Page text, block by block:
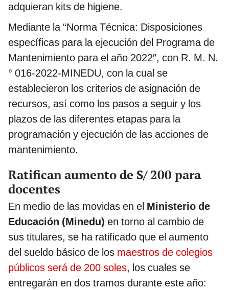
adquieran kits de higiene.
Mediante la “Norma Técnica: Disposiciones
específicas para la ejecución del Programa de
Mantenimiento para el año 2022″, con R. M. N.
° 016-2022-MINEDU, con la cual se
establecieron los criterios de asignación de
recursos, así como los pasos a seguir y los
plazos de las diferentes etapas para la
programación y ejecución de las acciones de
mantenimiento.
Ratifican aumento de S/ 200 para
docentes
En medio de las movidas en el Ministerio de
Educación (Minedu) en torno al cambio de
sus titulares, se ha ratificado que el aumento
del sueldo básico de los maestros de colegios
públicos será de 200 soles, los cuales se
entregarán en dos tramos durante este año: